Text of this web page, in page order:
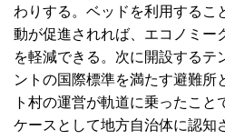
わりする。ベッドを利用するこ
動が促進されれば、エコノミー
を軽減できる。次に開設するテ
ントの国際標準を満たす避難所
ト村の運営が軌道に乗ったこ
ケースとして地方自治体に認知